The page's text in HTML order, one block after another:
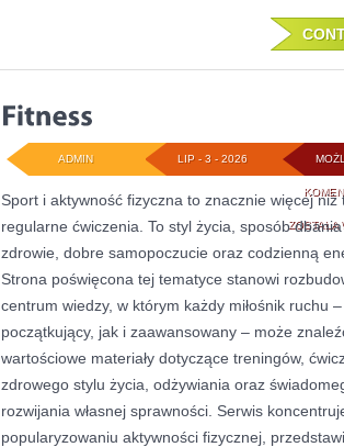
ZOSTAŁA
LIP - 3 - 2026
ADMIN
Sport i aktywność fizyczna to znacznie więcej niż
regularne ćwiczenia. To styl życia, sposób
zdrowie, dobre samopoczucie oraz codzienną
Strona poświęcona tej tematyce stanowi
centrum wiedzy, w którym każdy miłośnik ruchu
początkujący, jak i zaawansowany – może
wartościowe materiały dotyczące treningów,
zdrowego stylu życia, odżywiania oraz
rozwijania własnej sprawności. Serwis
popularyzowaniu aktywności fizycznej,